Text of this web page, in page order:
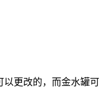
更改的，而金水罐